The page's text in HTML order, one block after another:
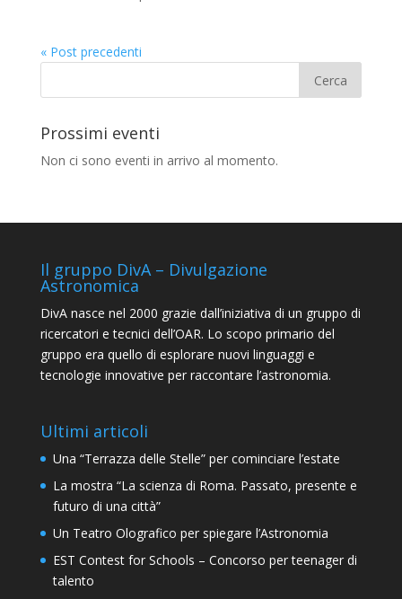
« Post precedenti
Prossimi eventi
Non ci sono eventi in arrivo al momento.
Il gruppo DivA – Divulgazione
Astronomica
DivA nasce nel 2000 grazie dall’iniziativa di un gruppo di
ricercatori e tecnici dell’OAR. Lo scopo primario del
gruppo era quello di esplorare nuovi linguaggi e
tecnologie innovative per raccontare l’astronomia.
Ultimi articoli
Una “Terrazza delle Stelle” per cominciare l’estate
La mostra “La scienza di Roma. Passato, presente e
futuro di una città”
Un Teatro Olografico per spiegare l’Astronomia
EST Contest for Schools – Concorso per teenager di
talento